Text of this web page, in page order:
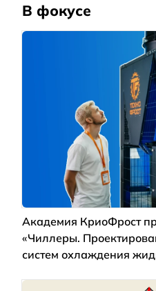
В фокусе
Академия КриоФрост
«Чиллеры.
систем охлаждения